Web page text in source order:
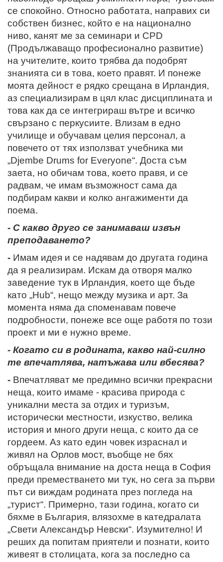
се спокойно. Относно работата, направих си
собствен бизнес, който е на национално
ниво, канят ме за семинари и CPD
(Продължаващо професионално развитие)
на учителите, които трябва да подобрят
знанията си в това, което правят. И понеже
моята дейност е рядко срещана в Ирландия,
аз специализирам в цял клас дисциплината и
това как да се интегрираш вътре и всичко
свързано с перкусиите. Влизам в едно
училище и обучавам целия персонал, а
повечето от тях използват учебника ми
„Djembe Drums for Everyone“. Доста съм
заета, но обичам това, което правя, и се
радвам, че имам възможност сама да
подбирам какви и колко ангажименти да
поема.
- С какво друго се занимаваш извън
преподаването?
- Имам идея и се надявам до другата година
да я реализирам. Искам да отворя малко
заведение тук в Ирландия, което ще бъде
като „Hub“, нещо между музика и арт. За
момента няма да споменавам повече
подробности, понеже все още работя по този
проект и ми е нужно време.
- Когато си в родината, какво най-силно
те впечатлява, натъжава или вбесява?
- Впечатляват ме предимно всички прекрасни
неща, които имаме - красива природа с
уникални места за отдих и туризъм,
исторически местности, изкуство, велика
история и много други неща, с които да се
гордеем. Аз като един човек израснал и
живял на Орлов мост, въобще не бях
обръщала внимание на доста неща в София
преди преместването ми тук, но сега за първи
път си виждам родината през погледа на
„турист“. Примерно, тази година, когато си
бяхме в България, влязохме в катедралата
„Свети Александър Невски“. Изумително! И
реших да попитам приятели и познати, които
живеят в столицата, кога за последно са